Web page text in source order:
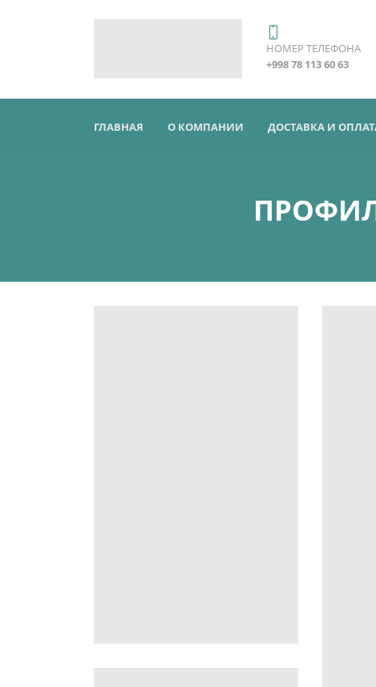
НОМЕР ТЕЛЕФОНА
+998 78 113 60 63
ГЛАВНАЯ О КОМПАНИИ ДОСТАВКА И